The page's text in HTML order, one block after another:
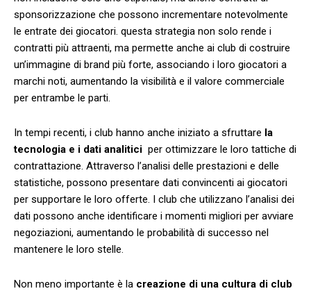
sponsorizzazione che possono incrementare notevolmente
le entrate dei giocatori. ‌questa⁤ strategia non solo rende i
contratti più attraenti, ma permette ⁤anche ai⁤ club di costruire
un’immagine di brand più ‍forte, associando i‍ loro giocatori a
marchi noti, aumentando la visibilità e il valore commerciale
per entrambe le⁢ parti.
In tempi⁤ recenti, i club hanno anche iniziato a sfruttare la
tecnologia e⁤ i dati ‌analitici ⁣ per ottimizzare le loro ‌tattiche di
contrattazione. Attraverso l’analisi delle prestazioni e delle
statistiche, possono presentare dati convincenti ai ‌giocatori​
per supportare le loro offerte. I club che utilizzano l’analisi dei
dati possono anche identificare i momenti migliori per avviare
negoziazioni, aumentando le probabilità di successo nel
mantenere le loro stelle.
Non meno importante è la creazione di una cultura di club